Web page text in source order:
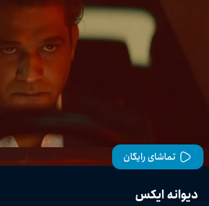
تماشای رایگان
دیوانه ایکس